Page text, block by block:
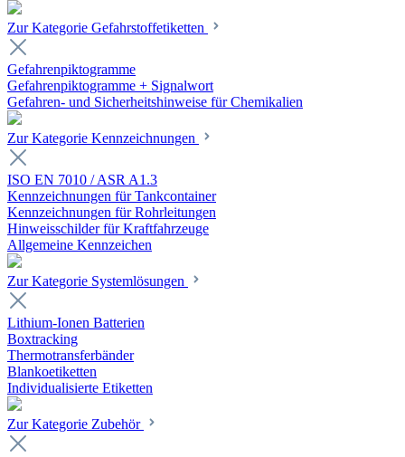
Zur Kategorie Gefahrstoffetiketten
Gefahrenpiktogramme
Gefahrenpiktogramme + Signalwort
Gefahren- und Sicherheitshinweise für Chemikalien
Zur Kategorie Kennzeichnungen
ISO EN 7010 / ASR A1.3
Kennzeichnungen für Tankcontainer
Kennzeichnungen für Rohrleitungen
Hinweisschilder für Kraftfahrzeuge
Allgemeine Kennzeichen
Zur Kategorie Systemlösungen
Lithium-Ionen Batterien
Boxtracking
Thermotransferbänder
Blankoetiketten
Individualisierte Etiketten
Zur Kategorie Zubehör